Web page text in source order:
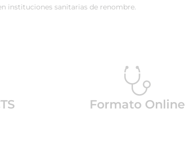
instituciones sanitarias de renombre.
Formato Online